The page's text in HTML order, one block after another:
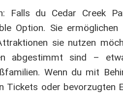
Falls du Cedar Creek
Option. Sie ermöglichen
sie nutzen
abgestimmt sind –
Wenn du mit
Tickets oder bevorzugten